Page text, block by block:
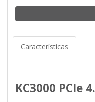
Características
KC3000 PCIe